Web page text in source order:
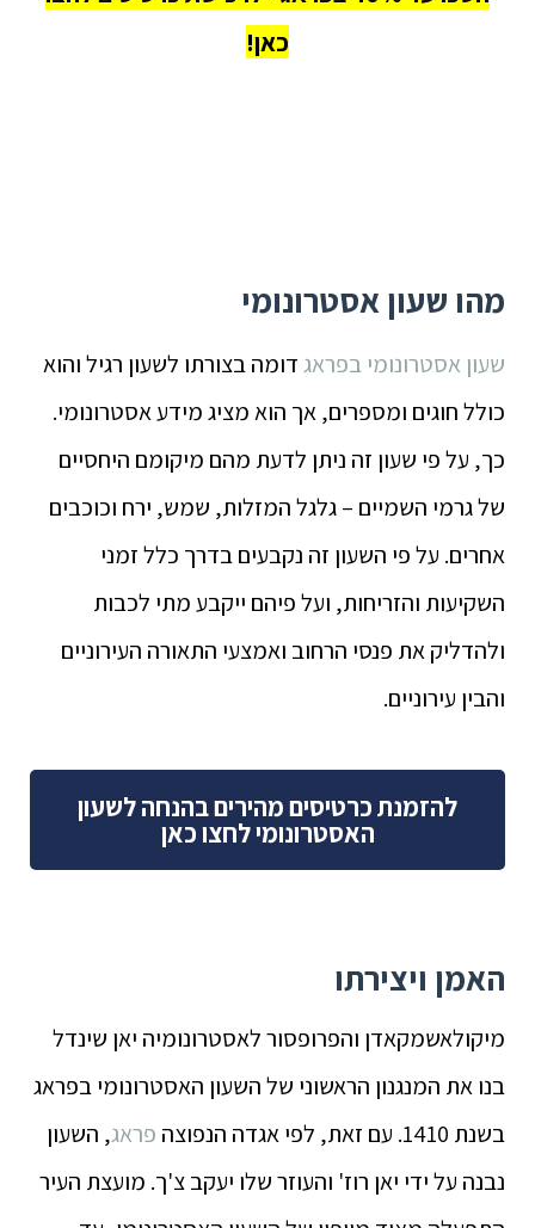
כאן!
מהו שעון אסטרונומי
שעון אסטרונומי בפראגדומה בצורתו לשעון רגיל והוא
כולל חוגים ומספרים, אך הוא מציג מידע אסטרונומי.
כך, על פי שעון זה ניתן לדעת מהם מיקומם היחסיים
של גרמי השמיים – גלגל המזלות, שמש, ירח וכוכבים
אחרים. על פי השעון זה נקבעים בדרך כלל זמני
השקיעות והזריחות, ועל פיהם ייקבע מתי לכבות
ולהדליק את פנסי הרחוב ואמצעי התאורה העירוניים
והבין עירוניים.
להזמנת כרטיסים מהירים בהנחה לשעון
האסטרונומי לחצו כאן
האמן ויצירתו
מיקולאשמקאדן והפרופסור לאסטרונומיה יאן שינדל
בנו את המנגנון הראשוני של השעון האסטרונומי בפראג
בשנת 1410. עם זאת, לפי אגדה הנפוצה
פראג, השעון
נבנה על ידי יאן רוז' והעוזר שלו יעקב צ'ך. מועצת העיר